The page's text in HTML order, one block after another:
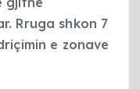
Rruga shkon 7
e zonave